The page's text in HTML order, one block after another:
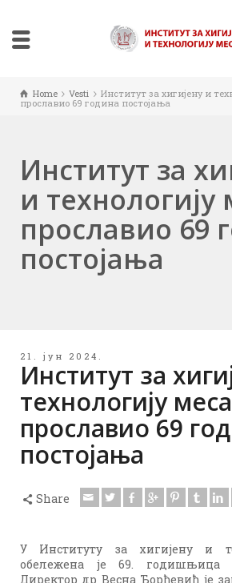
Home Vesti
Институт за хигијену и
прославио 69 година постојања
Институт за
и технологију
прославио 69
постојања
21. јун 2024.
Институт за
технологију меса
прославио 69
постојања
Share
У Институту за хигијену и
обележена је 69. годишњица
Директор др Весна Ђорђевић је